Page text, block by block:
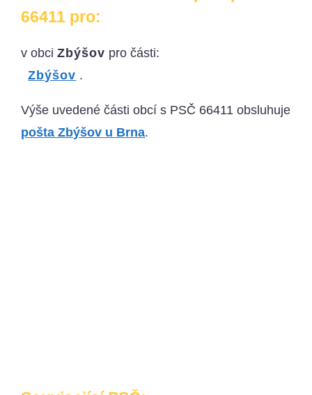
66411 pro:
v obciZbýšov pro části:
Zbýšov .
Výše uvedené části obcí s PSČ 66411 obsluhuje
pošta Zbýšov u Brna.